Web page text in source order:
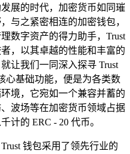
展的时代，加密货币如同璀
与之紧密相连的加密钱包，
数字资产的得力助手，Trust
，以其卓越的性能和丰富的
让我们一同深入探寻 Trust
心基础功能，便是为各类数
境，它宛如一个兼容并蓄的
波场等在加密货币领域占据
计的 ERC - 20 代币。
钱包采用了领先行业的